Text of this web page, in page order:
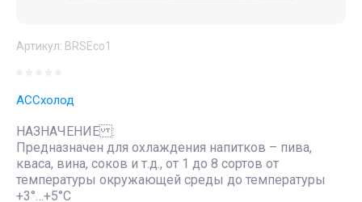
Артикул: BRSEco1
АССхолод
НАЗНАЧЕНИЕ :
Предназначен для охлаждения напитков – пива,
кваса, вина, соков и т.д., от 1 до 8 сортов от
температуры окружающей среды до температуры
+3°…+5°С